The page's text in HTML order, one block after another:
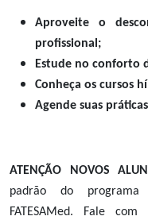
Aproveite o
profissional;
Estude no conforto
Conheça os cursos
Agende suas
ATENÇÃO NOVOS
padrão do programa
FATESAMed. Fale